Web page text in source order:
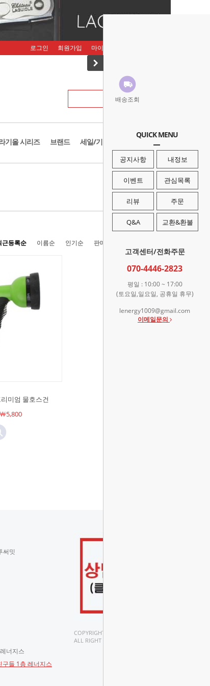
배송조회
QUICK MENU
공지사항 내정보
이벤트 관심목록
리뷰 주문
Q&A 교환&환불
고객센터/전화주문
070-4446-2823
평일 : 10:00 ~ 17:00
(토요일,일요일, 공휴일 휴무)
lenergy1009@gmail.com
이메일문의
로그인 회원가입 마이페이지
기올 시리즈 브랜드 세일/기획존
근등록순 이름순 인기순 판매순
미엄 물호스건
5,800
써밋
너지스
들 1층 레너지스
COPYRIGHT(C).
ALL RIGHT RESERVED.